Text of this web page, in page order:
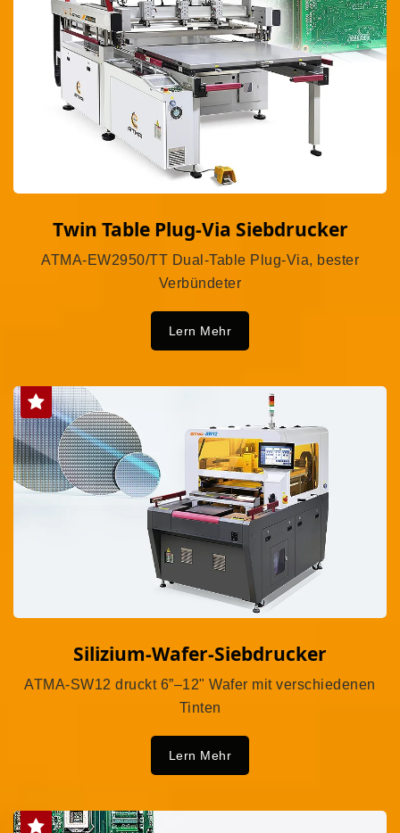
Twin Table Plug-Via Siebdrucker
ATMA-EW2950/TT Dual-Table Plug-Via, bester
Verbündeter
Lern Mehr
Silizium-Wafer-Siebdrucker
ATMA-SW12 druckt 6”–12" Wafer mit verschiedenen
Tinten
Lern Mehr